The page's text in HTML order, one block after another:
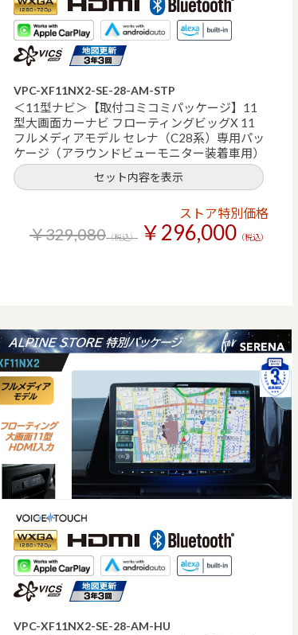
VPC-XF11NX2-SE-28-AM-STP
＜11型ナビ＞【取付コミコミパッケージ】11
型大画面カーナビ フローティングビッグX 11
フルメディアモデル セレナ（C28系）専用パッ
ケージ（アラウンドビューモニター装着車用）
セット内容を表示
ストア特別価格
￥329,080（税込） ￥296,000 （税込）
VPC-XF11NX2-SE-28-AM-HU